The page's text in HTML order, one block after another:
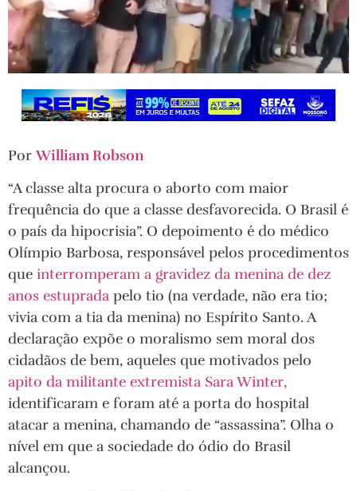
PorWilliam Robson
“A classe alta procura o aborto com maior
frequência do que a classe desfavorecida. O Brasil é
o país da hipocrisia”. O depoimento é do médico
Olímpio Barbosa, responsável pelos procedimentos
que interromperam a gravidez da menina de dez
anos estuprada pelo tio (na verdade, não era tio;
vivia com a tia da menina) no Espírito Santo. A
declaração expõe o moralismo sem moral dos
cidadãos de bem, aqueles que motivados pelo
apito da militante extremista Sara Winter,
identificaram e foram até a porta do hospital
atacar a menina, chamando de “assassina”. Olha o
nível em que a sociedade do ódio do Brasil
alcançou.